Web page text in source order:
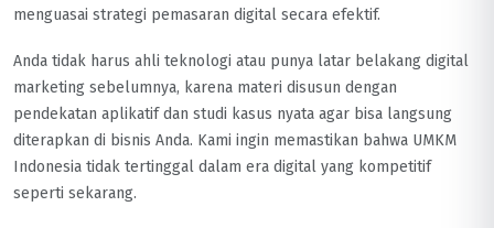
menguasai strategi pemasaran digital secara efektif.
Anda tidak harus ahli teknologi atau punya latar belakang digital
marketing sebelumnya, karena materi disusun dengan
pendekatan aplikatif dan studi kasus nyata agar bisa langsung
diterapkan di bisnis Anda. Kami ingin memastikan bahwa UMKM
Indonesia tidak tertinggal dalam era digital yang kompetitif
seperti sekarang.